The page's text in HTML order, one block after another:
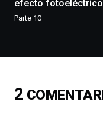
docufórums
de
16
efecto fotoeléctrico
Parte 10
2